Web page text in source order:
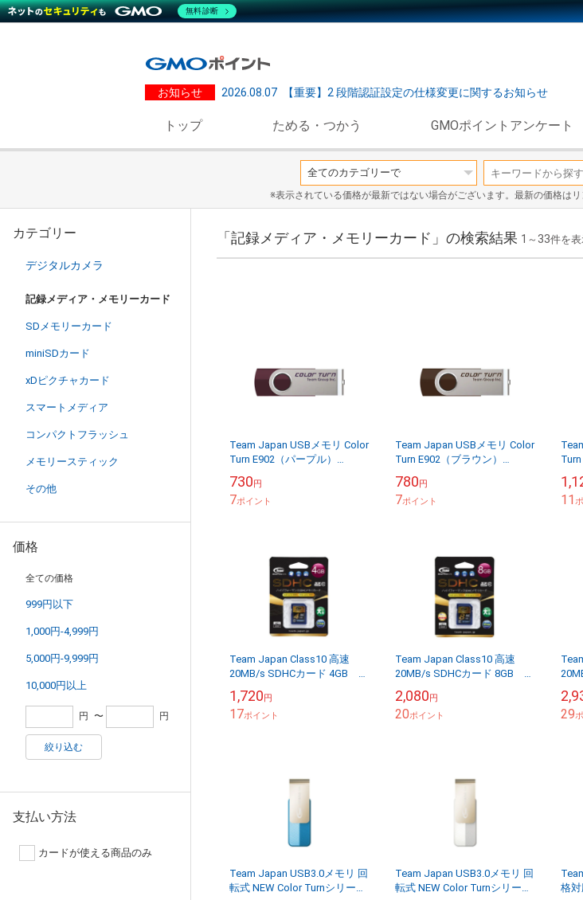
お知らせ 2026.08.07 【重要】2 段階認証設定の仕様変更に関するお知らせ
トップ ためる・つかう GMOポイントアンケート
※表示されている価格が最新ではない場合がございます。最新の価格は
カテゴリー
デジタルカメラ
記録メディア・メモリーカード
SDメモリーカード
miniSDカード
xDピクチャカード
スマートメディア
コンパクトフラッシュ
メモリースティック
その他
価格
全ての価格
999円以下
1,000円-4,999円
5,000円-9,999円
10,000円以上
円 〜 円
絞り込む
支払い方法
カードが使える商品のみ
「記録メディア・メモリーカード」の検索結果 1 ～ 33件を
Team Japan USBメモリ Color
Turn E902（パープル）
730円
7ポイント
Team Japan USBメモリ Color
Turn E902（ブラウン）
780円
7ポイント
Turn
11
Team Japan Class10 高速
20MB/s SDHCカード 4GB チ
TG004G0SD28...
1,720円
17ポイント
Team Japan Class10 高速
20MB/s SDHCカード 8GB チ
TG008G0SD28...
2,080円
20ポイント 29
Team Japan USB3.0メモリ 回
転式 NEW Color Turnシリーズ
Team Japan USB3.0メモリ 回
転式 NEW Color Turnシリーズ
格対
無料診断